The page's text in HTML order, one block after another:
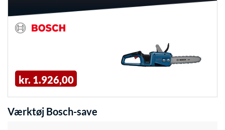
kr. 1.926,00
Værktøj Bosch-save